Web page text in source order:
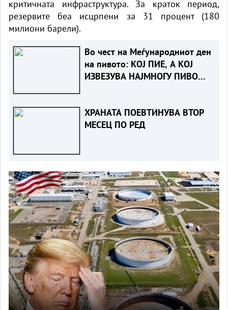
критичната инфраструктура. За краток период,
резервите беа исцрпени за 31 процент (180
милиони барели).
Во чест на Меѓународниот ден
на пивото: КОЈ ПИЕ, А КОЈ
ИЗВЕЗУВА НАЈМНОГУ ПИВО
ХРАНАТА ПОЕВТИНУВА ВТОР
МЕСЕЦ ПО РЕД